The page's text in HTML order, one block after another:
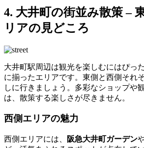
4. 大井町の街並み散策 –
リアの見どころ
大井町駅周辺は観光を楽しむにはぴっ
に揃ったエリアです。東側と西側それ
しに行きましょう。多彩なショップや
は、散策する楽しさが尽きません。
西側エリアの魅力
西側エリアには、 阪急大井町ガーデン